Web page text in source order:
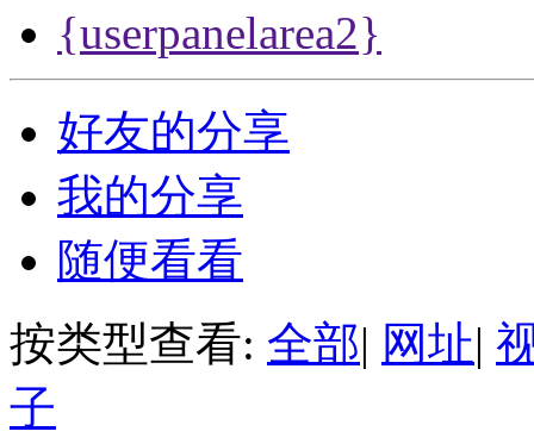
{userpanelarea2}
好友的分享
我的分享
随便看看
按类型查看: 全部| 网址|
子